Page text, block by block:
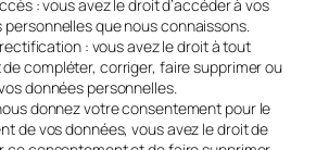
: vous avez le droit d’accéder à vos
personnelles que nous connaissons.
: vous avez le droit à tout
compléter, corriger, faire supprimer ou
données personnelles.
donnez votre consentement pour le
de vos données, vous avez le droit de